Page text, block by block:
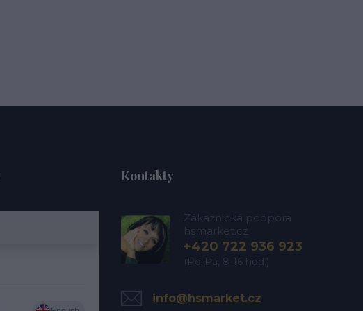
Kontakty
Zákaznická podpora
hsmarket.cz
+420 722 936 923
(Po-Pá, 8-16 hod.)
info@hsmarket.cz